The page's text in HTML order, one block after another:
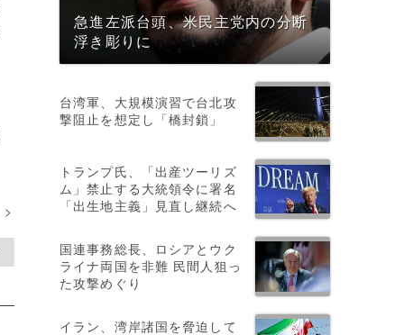
>
急進左派台頭、米民主党内の分断
浮き彫りに
台湾軍、大規模演習で台北攻
撃阻止を想定し「橋封鎖」
トランプ氏、「出産ツーリズ
ム」禁止する大統領令に署名
「出生地主義」見直し継続へ
国連事務総長、ロシアとウク
ライナ両国を非難 民間人狙っ
た攻撃めぐり
イラン、湾岸諸国を脅迫して